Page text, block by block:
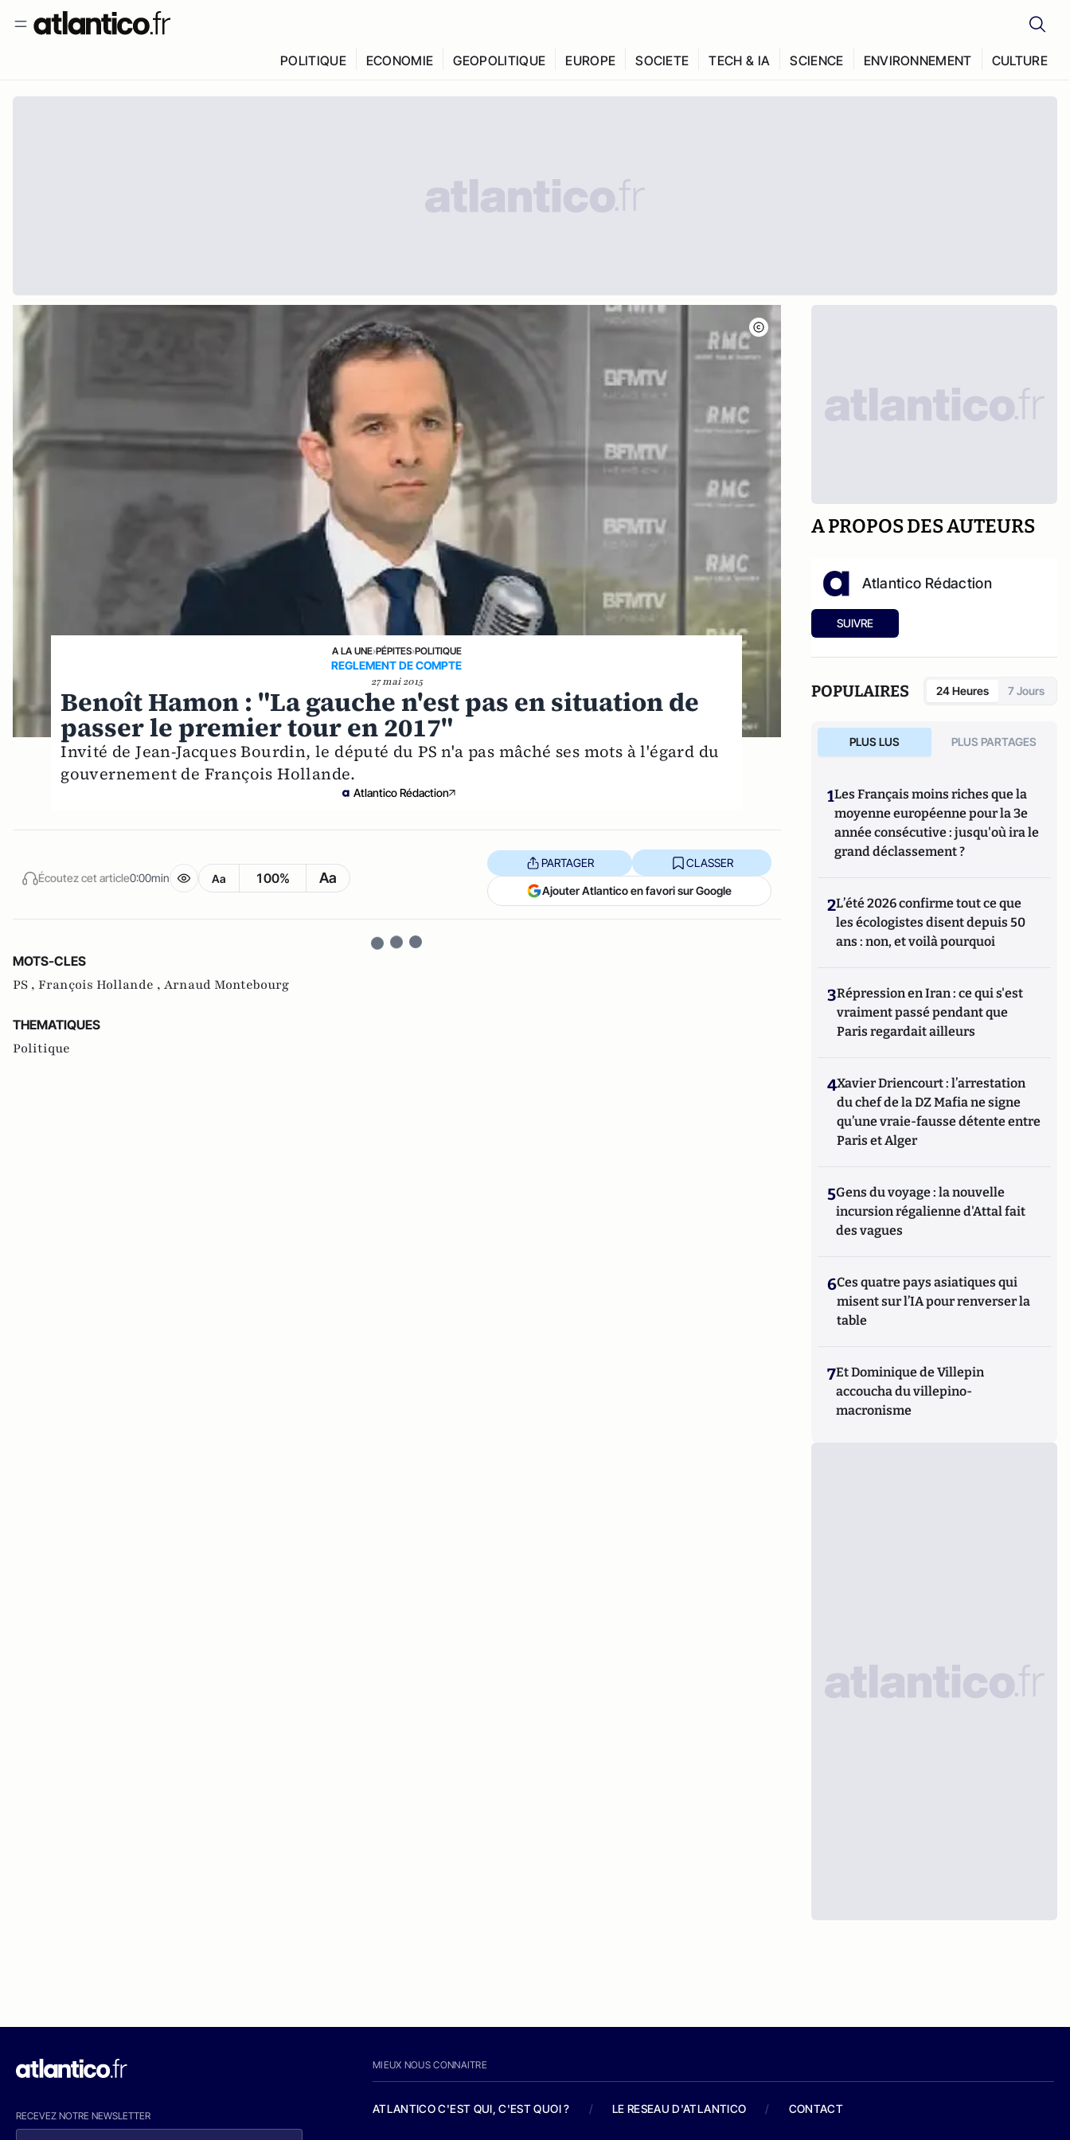
POLITIQUE ECONOMIE GEOPOLITIQUE EUROPE SOCIETE TECH & IA SCIENCE ENVIRONNEMENT CULTURE
A LA UNE›PÉPITES›POLITIQUE
REGLEMENT DE COMPTE
27 mai 2015
Benoît Hamon : "La gauche n'est pas en situation de
passer le premier tour en 2017"
Invité de Jean-Jacques Bourdin, le député du PS n'a pas mâché ses mots à l'égard du
gouvernement de François Hollande.
Atlantico Rédaction
Écoutez cet article0:00min Aa 100% Aa
PARTAGER CLASSER
Ajouter Atlantico en favori sur Google
MOTS-CLES
PS , François Hollande , Arnaud Montebourg
THEMATIQUES
Politique
A PROPOS DES AUTEURS
Atlantico Rédaction
SUIVRE
POPULAIRES 24 Heures 7 Jours
PLUS LUS PLUS PARTAGES
1Les Français moins riches que la
moyenne européenne pour la 3e
année consécutive : jusqu'où ira le
grand déclassement ?
2L’été 2026 confirme tout ce que
les écologistes disent depuis 50
ans : non, et voilà pourquoi
3Répression en Iran : ce qui s'est
vraiment passé pendant que
Paris regardait ailleurs
4Xavier Driencourt : l’arrestation
du chef de la DZ Mafia ne signe
qu’une vraie-fausse détente entre
Paris et Alger
5Gens du voyage : la nouvelle
incursion régalienne d'Attal fait
des vagues
6Ces quatre pays asiatiques qui
misent sur l’IA pour renverser la
table
7Et Dominique de Villepin
accoucha du villepino-
macronisme
RECEVEZ NOTRE NEWSLETTER
MIEUX NOUS CONNAITRE
ATLANTICO C'EST QUI, C'EST QUOI ? / LE RESEAU D'ATLANTICO / CONTACT